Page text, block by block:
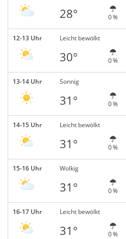
28° 0 %
12-13 Uhr Leicht bewölkt
30° 0 %
13-14 Uhr Sonnig
31° 0 %
14-15 Uhr Leicht bewölkt
31° 0 %
15-16 Uhr Wolkig
31° 0 %
16-17 Uhr Leicht bewölkt
31° 0 %